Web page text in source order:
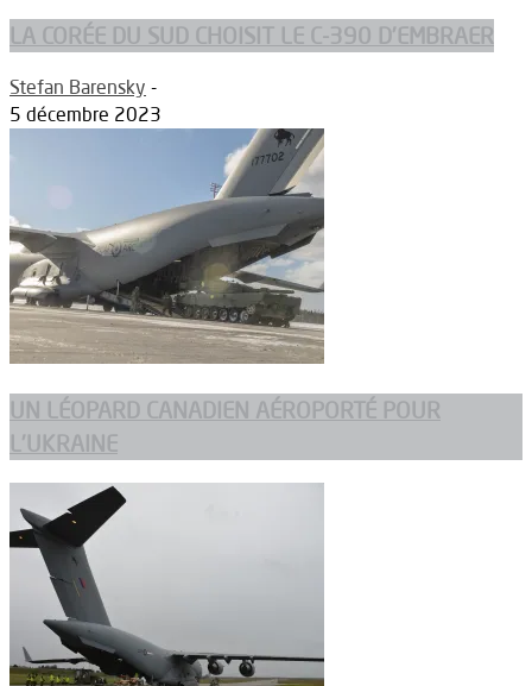
LA CORÉE DU SUD CHOISIT LE C-390 D’EMBRAER
Stefan Barensky -
5 décembre 2023
UN LÉOPARD CANADIEN AÉROPORTÉ POUR
L’UKRAINE